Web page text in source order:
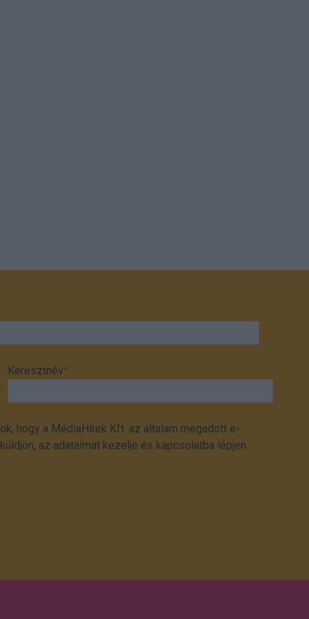
Keresztnév*
hogy a MédiaHírek Kft. az általam megadott e-
az adataimat kezelje és kapcsolatba lépjen